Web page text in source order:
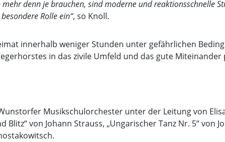
mehr denn je brauchen, sind moderne und reaktionsschnelle
Rolle ein“, so Knoll.
innerhalb weniger Stunden unter gefährlichen
in das zivile Umfeld und das gute Miteinander
Musikschulorchester unter der Leitung von
von Johann Strauss, „Ungarischer Tanz Nr. 5“ von